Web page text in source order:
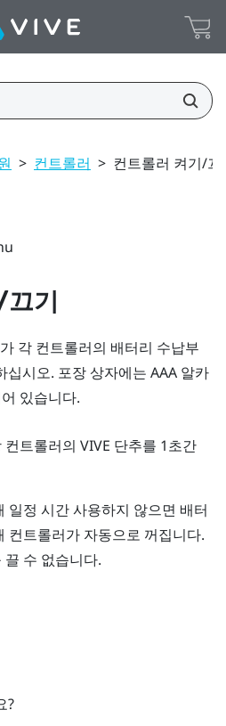
> 컨트롤러 > 컨트롤러 켜기/끄
기
각 컨트롤러의 배터리 수납부
십시오. 포장 상자에는 AAA 알카
있습니다.
컨트롤러의 VIVE 단추를 1초간
일정 시간 사용하지 않으면 배터
컨트롤러가 자동으로 꺼집니다.
수 없습니다.
?